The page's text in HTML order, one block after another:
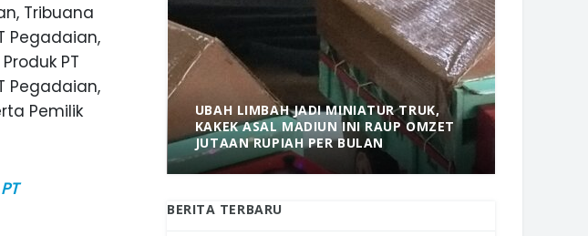
Tribuana
Pegadaian,
PT
Pegadaian,
Pemilik
DAN
SMPN SARADAN
UBAH LIMBAH JADI MINIATUR TRUK,
KAKEK ASAL MADIUN INI RAUP OMZET
JUTAAN RUPIAH PER BULAN
BERITA TERBARU